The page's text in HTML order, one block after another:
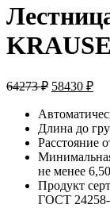
64273₽ 58430 ₽
Длина до
Расстояние
не менее
Продукт
ГОСТ